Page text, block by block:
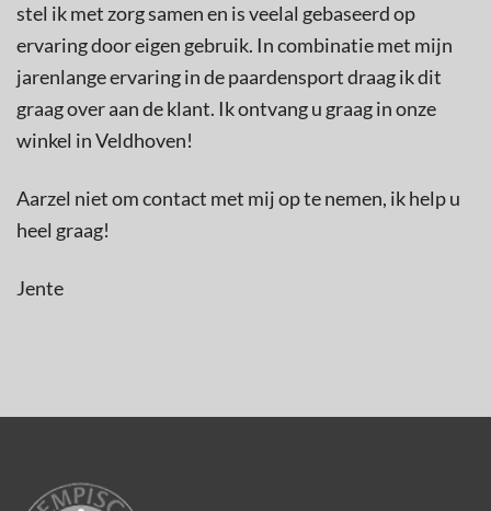
stel ik met zorg samen en is veelal gebaseerd op
ervaring door eigen gebruik. In combinatie met mijn
jarenlange ervaring in de paardensport draag ik dit
graag over aan de klant. Ik ontvang u graag in onze
winkel in Veldhoven!
Aarzel niet om contact met mij op te nemen, ik help u
heel graag!
Jente